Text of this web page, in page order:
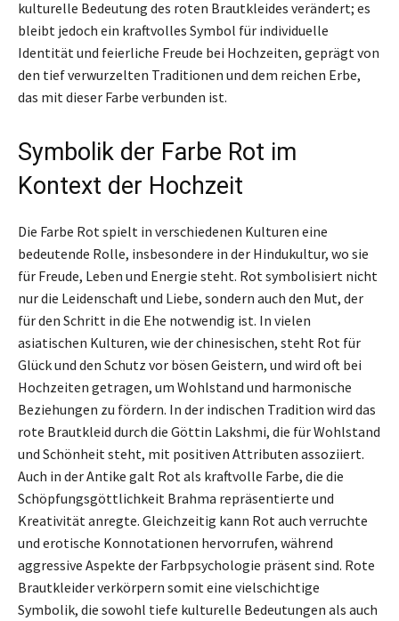
kulturelle Bedeutung des roten Brautkleides verändert; es
bleibt jedoch ein kraftvolles Symbol für individuelle
Identität und feierliche Freude bei Hochzeiten, geprägt von
den tief verwurzelten Traditionen und dem reichen Erbe,
das mit dieser Farbe verbunden ist.
Symbolik der Farbe Rot im
Kontext der Hochzeit
Die Farbe Rot spielt in verschiedenen Kulturen eine
bedeutende Rolle, insbesondere in der Hindukultur, wo sie
für Freude, Leben und Energie steht. Rot symbolisiert nicht
nur die Leidenschaft und Liebe, sondern auch den Mut, der
für den Schritt in die Ehe notwendig ist. In vielen
asiatischen Kulturen, wie der chinesischen, steht Rot für
Glück und den Schutz vor bösen Geistern, und wird oft bei
Hochzeiten getragen, um Wohlstand und harmonische
Beziehungen zu fördern. In der indischen Tradition wird das
rote Brautkleid durch die Göttin Lakshmi, die für Wohlstand
und Schönheit steht, mit positiven Attributen assoziiert.
Auch in der Antike galt Rot als kraftvolle Farbe, die die
Schöpfungsgöttlichkeit Brahma repräsentierte und
Kreativität anregte. Gleichzeitig kann Rot auch verruchte
und erotische Konnotationen hervorrufen, während
aggressive Aspekte der Farbpsychologie präsent sind. Rote
Brautkleider verkörpern somit eine vielschichtige
Symbolik, die sowohl tiefe kulturelle Bedeutungen als auch